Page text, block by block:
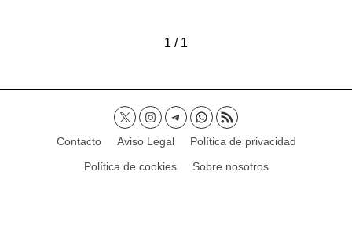
1 / 1
Contacto Aviso Legal
Política de privacidad
Política de cookies
Sobre nosotros